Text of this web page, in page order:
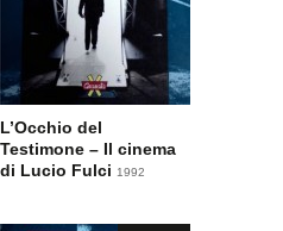
L’Occhio del
Testimone – Il cinema
di Lucio Fulci 1992